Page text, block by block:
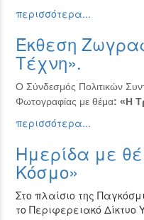
περισσότερα...
Έκθεση
Τέχνη».
Ο Σύνδεσμός Πολιτικών
Φωτογραφίας με θέμα: «Η
περισσότερα...
Ημερίδα με
Κόσμο»
Στο πλαίσιο της
το Περιφερειακό